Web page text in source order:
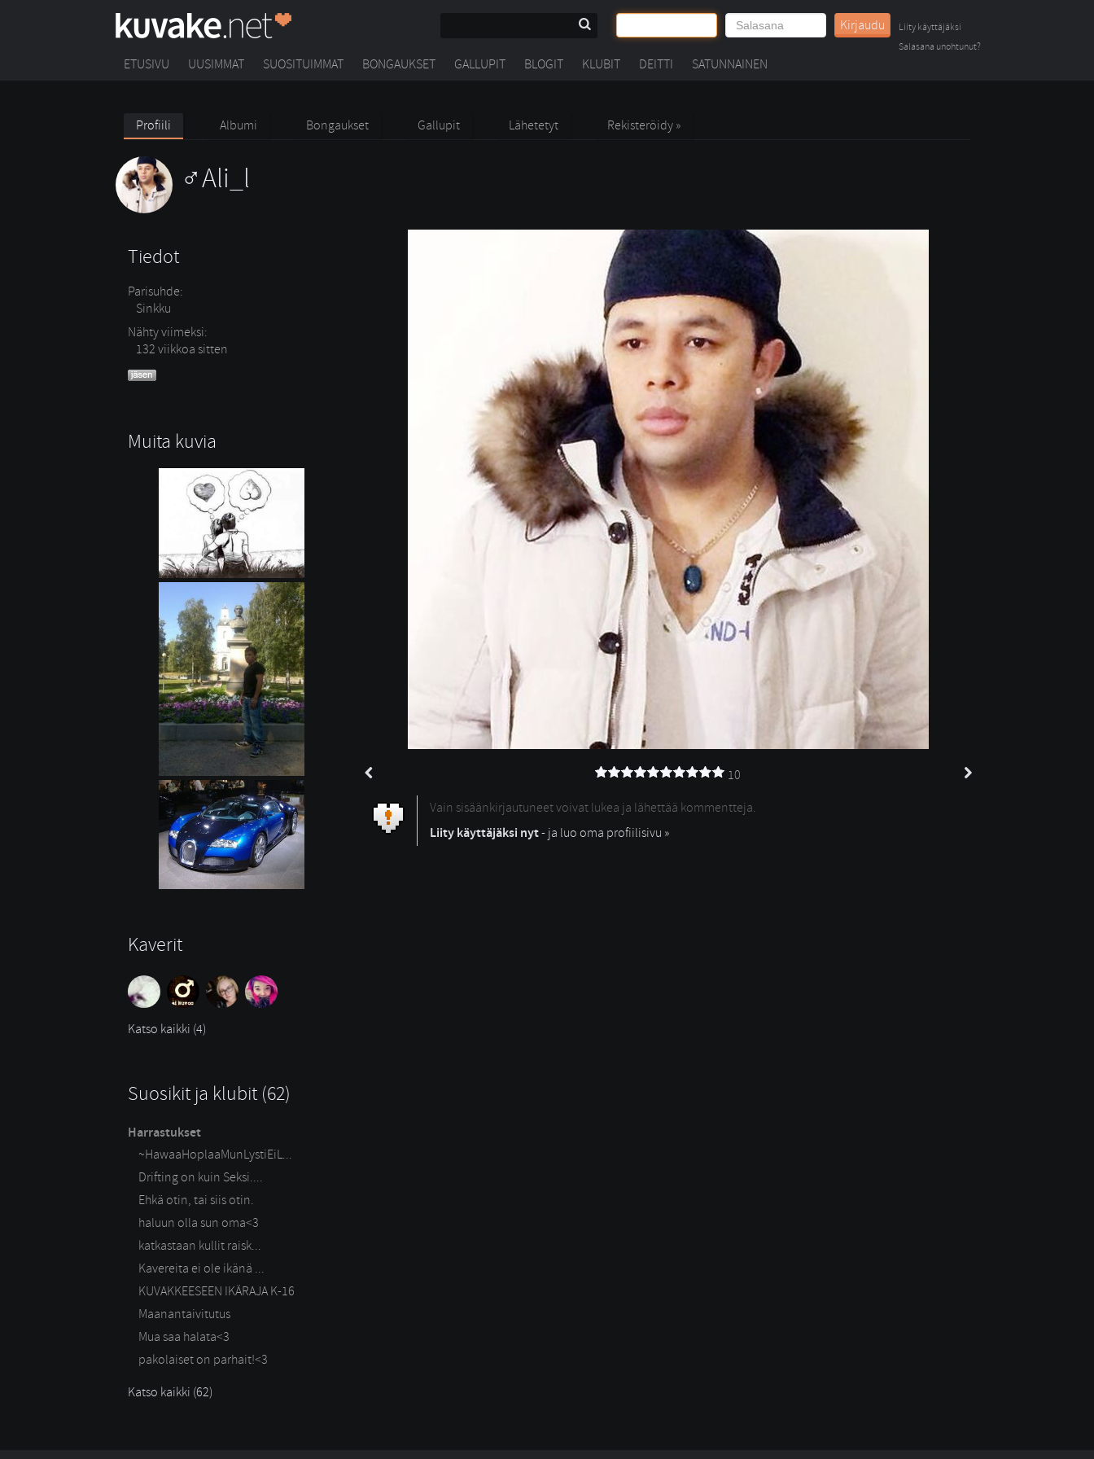
Kirjaudu
Liity käyttäjäksi
Salasana unohtunut?
ETUSIVU UUSIMMAT SUOSITUIMMAT BONGAUKSET GALLUPIT BLOGIT KLUBIT DEITTI SATUNNAINEN
Profiili Albumi Bongaukset Gallupit Lähetetyt Rekisteröidy »
Ali_l
Tiedot
Parisuhde:
Sinkku
Nähty viimeksi:
132 viikkoa sitten
Muita kuvia
Kaverit
Katso kaikki (4)
Suosikit ja klubit (62)
Harrastukset
~HawaaHoplaaMunLystiEiL...
Drifting on kuin Seksi....
Ehkä otin, tai siis otin.
haluun olla sun oma<3
katkastaan kullit raisk...
Kavereita ei ole ikänä ...
KUVAKKEESEEN IKÄRAJA K-16
Maanantaivitutus
Mua saa halata<3
pakolaiset on parhait!<3
Katso kaikki (62)
10
Vain sisäänkirjautuneet voivat lukea ja lähettää kommentteja.
Liity käyttäjäksi nyt- ja luo oma profiilisivu »